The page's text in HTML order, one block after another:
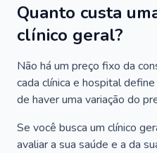
Quanto custa
clínico geral?
Não há um preço fixo da
cada clínica e hospital
de haver uma variação do
Se você busca um clínico
avaliar a sua saúde e a da